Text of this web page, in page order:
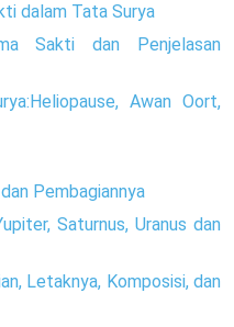
dalam Tata Surya
Sakti dan Penjelasan
Awan Oort,
Pembagiannya
Saturnus, Uranus dan
Letaknya, Komposisi, dan